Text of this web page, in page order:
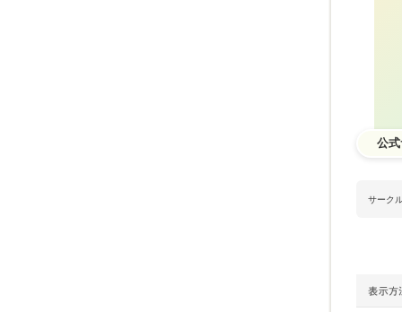
公
サーク